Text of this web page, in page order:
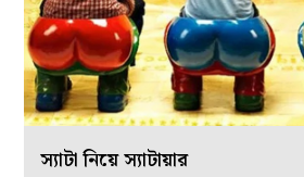
স্যাটা নিয়ে স্যাটায়ার